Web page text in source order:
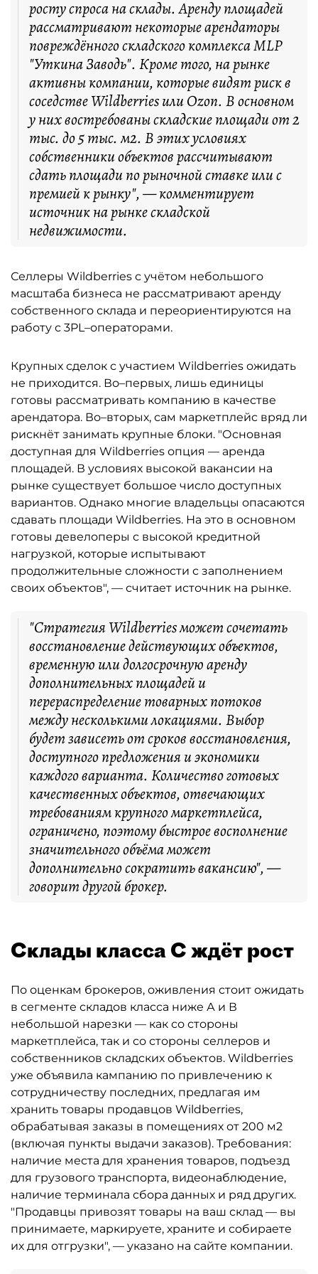
росту спроса на склады. Аренду площадей
рассматривают некоторые арендаторы
повреждённого складского комплекса MLP
"Уткина Заводь". Кроме того, на рынке
активны компании, которые видят риск в
соседстве Wildberries или Ozon. В основном
у них востребованы складские площади от 2
тыс. до 5 тыс. м2. В этих условиях
собственники объектов рассчитывают
сдать площади по рыночной ставке или с
премией к рынку", — комментирует
источник на рынке складской
недвижимости.
Селлеры Wildberries с учётом небольшого
масштаба бизнеса не рассматривают аренду
собственного склада и переориентируются на
работу с 3PL–операторами.
Крупных сделок с участием Wildberries ожидать
не приходится. Во–первых, лишь единицы
готовы рассматривать компанию в качестве
арендатора. Во–вторых, сам маркетплейс вряд ли
рискнёт занимать крупные блоки. "Основная
доступная для Wildberries опция — аренда
площадей. В условиях высокой вакансии на
рынке существует большое число доступных
вариантов. Однако многие владельцы опасаются
сдавать площади Wildberries. На это в основном
готовы девелоперы с высокой кредитной
нагрузкой, которые испытывают
продолжительные сложности с заполнением
своих объектов", — считает источник на рынке.
"Стратегия Wildberries может сочетать
восстановление действующих объектов,
временную или долгосрочную аренду
дополнительных площадей и
перераспределение товарных потоков
между несколькими локациями. Выбор
будет зависеть от сроков восстановления,
доступного предложения и экономики
каждого варианта. Количество готовых
качественных объектов, отвечающих
требованиям крупного маркетплейса,
ограничено, поэтому быстрое восполнение
значительного объёма может
дополнительно сократить вакансию", —
говорит другой брокер.
Склады класса С ждёт рост
По оценкам брокеров, оживления стоит ожидать
в сегменте складов класса ниже А и В
небольшой нарезки — как со стороны
маркетплейса, так и со стороны селлеров и
собственников складских объектов. Wildberries
уже объявила кампанию по привлечению к
сотрудничеству последних, предлагая им
хранить товары продавцов Wildberries,
обрабатывая заказы в помещениях от 200 м2
(включая пункты выдачи заказов). Требования:
наличие места для хранения товаров, подъезд
для грузового транспорта, видеонаблюдение,
наличие терминала сбора данных и ряд других.
"Продавцы привозят товары на ваш склад — вы
принимаете, маркируете, храните и собираете
их для отгрузки", — указано на сайте компании.